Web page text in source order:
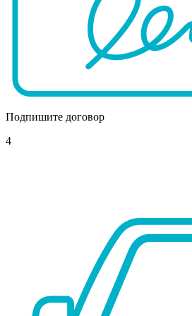
Подпишите договор
4